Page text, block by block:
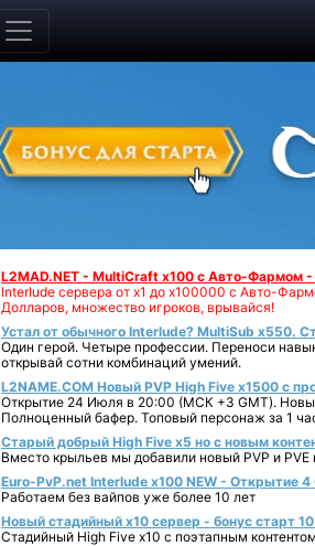
L2MAD.NET - MultiCraft x100 с Авто-Фармом
Interlude сервера от х1 до х100000 с Авто-
Долларов, множество игроков, врывайся!
Устал от обычного Interlude? MultiSub x550.
Один герой. Четыре профессии. Переноси
открывай сотни комбинаций умений.
L2NAME.COM Новый PVP High Five x1500 с
Открытие 24 Июля в 20:00 (МСК +3 GMT).
Полноценный бафер. Топовый персонаж за 1
Старый добрый High Five x5 но с новым
Вместо крыльев мы добавили новый PVP и PVE
Euro-PvP.net Interlude х100 NEW - Открытие 4
Работаем без вайпов уже более 10 лет
Новый стадийный х10 сервер - бонус старт
Стадийный High Five x10 с поэтапным